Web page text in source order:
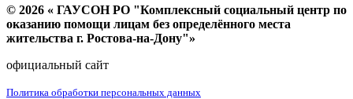
© 2026 « ГАУСОН РО "Комплексный социальный центр по
оказанию помощи лицам без определённого места
жительства г. Ростова-на-Дону"»
официальный сайт
Политика обработки персональных данных